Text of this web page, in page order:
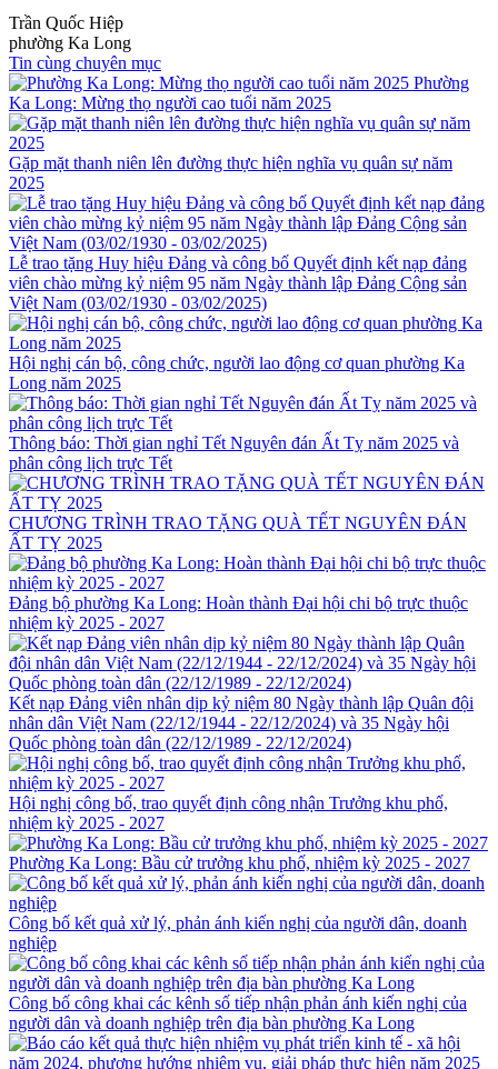
Trần Quốc Hiệp
phường Ka Long
Tin cùng chuyên mục
Phường
Ka Long: Mừng thọ người cao tuổi năm 2025
Gặp mặt thanh niên lên đường thực hiện nghĩa vụ quân sự năm
2025
Lễ trao tặng Huy hiệu Đảng và công bố Quyết định kết nạp đảng
viên chào mừng kỷ niệm 95 năm Ngày thành lập Đảng Cộng sản
Việt Nam (03/02/1930 - 03/02/2025)
Hội nghị cán bộ, công chức, người lao động cơ quan phường Ka
Long năm 2025
Thông báo: Thời gian nghỉ Tết Nguyên đán Ất Tỵ năm 2025 và
phân công lịch trực Tết
CHƯƠNG TRÌNH TRAO TẶNG QUÀ TẾT NGUYÊN ĐÁN
ẤT TỴ 2025
Đảng bộ phường Ka Long: Hoàn thành Đại hội chi bộ trực thuộc
nhiệm kỳ 2025 - 2027
Kết nạp Đảng viên nhân dịp kỷ niệm 80 Ngày thành lập Quân đội
nhân dân Việt Nam (22/12/1944 - 22/12/2024) và 35 Ngày hội
Quốc phòng toàn dân (22/12/1989 - 22/12/2024)
Hội nghị công bố, trao quyết định công nhận Trưởng khu phố,
nhiệm kỳ 2025 - 2027
Phường Ka Long: Bầu cử trưởng khu phố, nhiệm kỳ 2025 - 2027
Công bố kết quả xử lý, phản ánh kiến nghị của người dân, doanh
nghiệp
Công bố công khai các kênh số tiếp nhận phản ánh kiến nghị của
người dân và doanh nghiệp trên địa bàn phường Ka Long